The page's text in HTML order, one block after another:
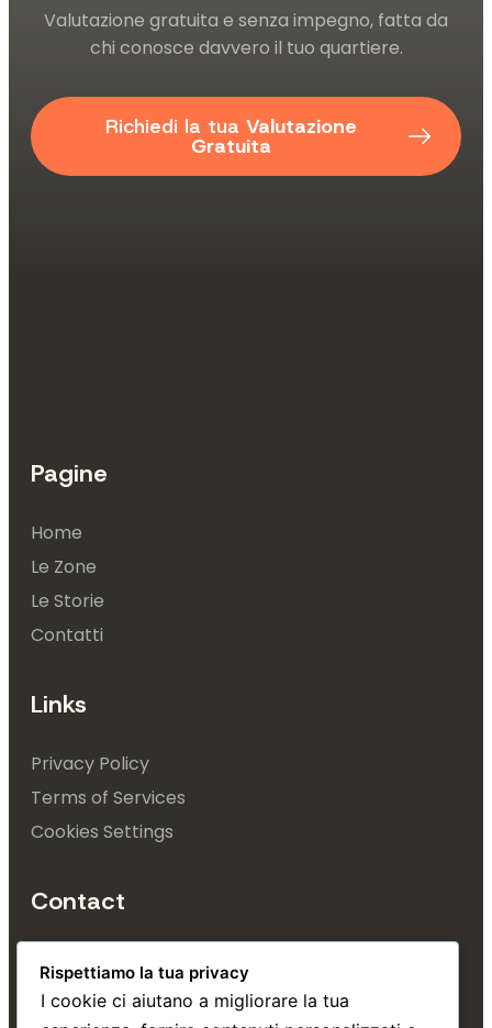
Valutazione gratuita e senza impegno, fatta da
chi conosce davvero il tuo quartiere.
Richiedi la tua Valutazione
Gratuita
Pagine
Home
Le Zone
Le Storie
Contatti
Links
Privacy Policy
Terms of Services
Cookies Settings
Contact
+39 353 4993 740
info@tuttatrieste.it
Rispettiamo la tua privacy
I cookie ci aiutano a migliorare la tua